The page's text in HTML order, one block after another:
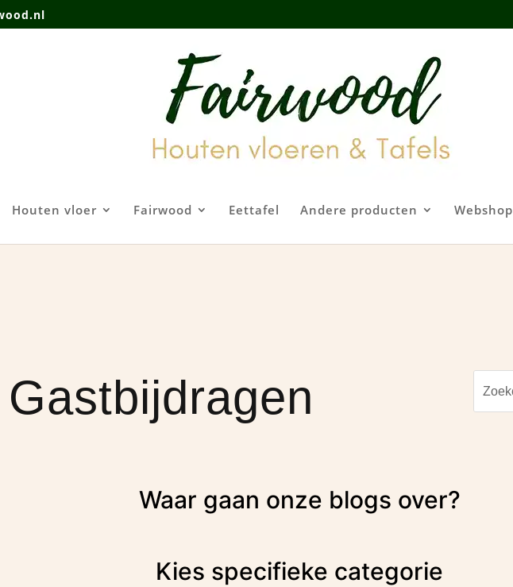
Houten vloer Fairwood Eettafel Andere producten Webshop
Waar gaan onze blogs over?
Kies specifieke categorie